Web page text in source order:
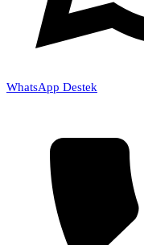
WhatsApp Destek